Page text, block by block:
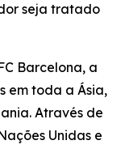
seja tratado
Barcelona, a
em toda a Ásia,
Através de
Unidas e